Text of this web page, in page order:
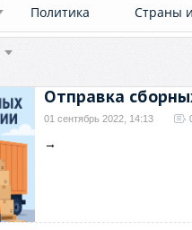
Политика Страны
Отправка
01 сентябрь 2022, 14:13
→